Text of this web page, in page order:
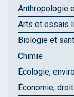
Anthropologie
Arts et essais
Biologie et
Chimie
Écologie,
Économie, droit